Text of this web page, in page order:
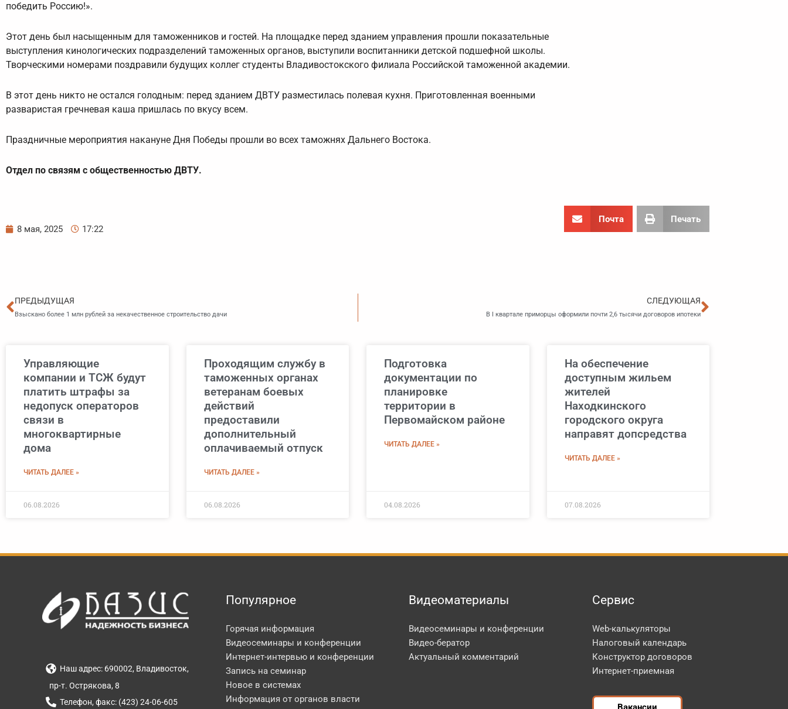
победить Россию!».
Этот день был насыщенным для таможенников и гостей. На площадке перед зданием управления прошли показательные
выступления кинологических подразделений таможенных органов, выступили воспитанники детской подшефной школы.
Творческими номерами поздравили будущих коллег студенты Владивостокского филиала Российской таможенной академии.
В этот день никто не остался голодным: перед зданием ДВТУ разместилась полевая кухня. Приготовленная военными
разваристая гречневая каша пришлась по вкусу всем.
Праздничные мероприятия накануне Дня Победы прошли во всех таможнях Дальнего Востока.
Отдел по связям с общественностью ДВТУ.
8 мая, 2025 17:22
Почта Печать
Пред
ПРЕДЫДУЩАЯ
Взыскано более 1 млн рублей за некачественное строительство дачи
СЛЕДУЮЩАЯ
В I квартале приморцы оформили почти 2,6 тысячи договоров ипотеки
Управляющие
компании и ТСЖ будут
платить штрафы за
недопуск операторов
связи в
многоквартирные
дома
ЧИТАТЬ ДАЛЕЕ »
06.08.2026
Проходящим службу в
таможенных органах
ветеранам боевых
действий
предоставили
дополнительный
оплачиваемый отпуск
ЧИТАТЬ ДАЛЕЕ »
06.08.2026
Подготовка
документации по
планировке
территории в
Первомайском районе
ЧИТАТЬ ДАЛЕЕ »
04.08.2026
На обеспечение
доступным жильем
жителей
Находкинского
городского округа
направят допсредства
ЧИТАТЬ ДАЛЕЕ »
07.08.2026
Наш адрес: 690002, Владивосток,
пр-т. Острякова, 8
Телефон, факс: (423) 24-06-605
Популярное
Горячая информация
Видеосеминары и конференции
Интернет-интервью и конференции
Запись на семинар
Новое в системах
Информация от органов власти
Видеоматериалы
Видеосеминары и конференции
Видео-бератор
Актуальный комментарий
Сервис
Web-калькуляторы
Налоговый календарь
Конструктор договоров
Интернет-приемная